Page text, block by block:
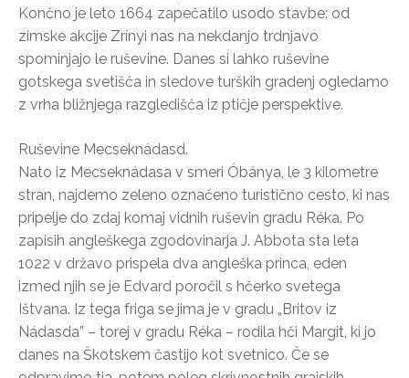
Končno je leto 1664 zapečatilo usodo stavbe: od
zimske akcije Zrínyi nas na nekdanjo trdnjavo
spominjajo le ruševine. Danes si lahko ruševine
gotskega svetišča in sledove turških gradenj ogledamo
z vrha bližnjega razgledišča iz ptičje perspektive.
Ruševine Mecseknádasd.
Nato iz Mecseknádasa v smeri Óbánya, le 3 kilometre
stran, najdemo zeleno označeno turistično cesto, ki nas
pripelje do zdaj komaj vidnih ruševin gradu Réka. Po
zapisih angleškega zgodovinarja J. Abbota sta leta
1022 v državo prispela dva angleška princa, eden
izmed njih se je Edvard poročil s hčerko svetega
Ištvana. Iz tega friga se jima je v gradu „Britov iz
Nádasda” – torej v gradu Réka – rodila hči Margit, ki jo
danes na Škotskem častijo kot svetnico. Če se